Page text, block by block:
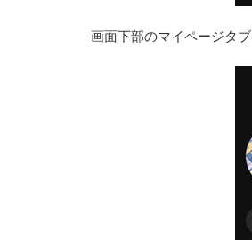
画面下部のマイページタブ